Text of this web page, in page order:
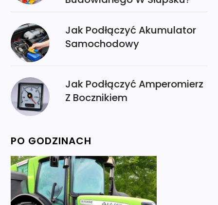
Jak Podłączyć Akumulator
Samochodowy
Jak Podłączyć Amperomierz
Z Bocznikiem
PO GODZINACH